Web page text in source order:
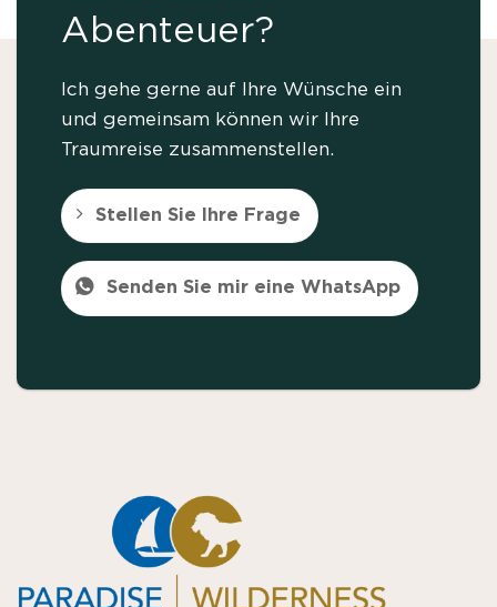
Abenteuer?
Ich gehe gerne auf Ihre Wünsche ein
und gemeinsam können wir Ihre
Traumreise zusammenstellen.
Stellen Sie Ihre Frage
Senden Sie mir eine WhatsApp